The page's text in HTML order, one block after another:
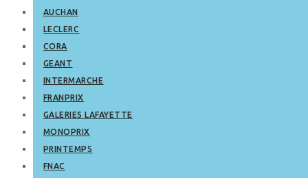
AUCHAN
LECLERC
CORA
GEANT
INTERMARCHE
FRANPRIX
GALERIES LAFAYETTE
MONOPRIX
PRINTEMPS
FNAC